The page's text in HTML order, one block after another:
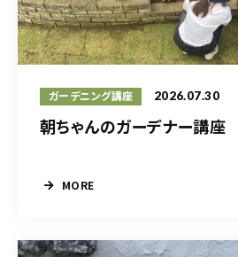
ガーデニング講座 2026.07.30
朝ちゃんのガーデナー講座
MORE